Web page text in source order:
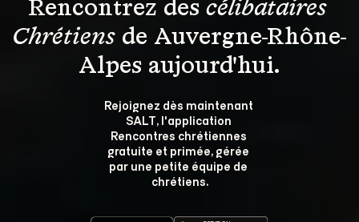
Rencontrez des célibataires
Chrétiens de Auvergne-Rhône-
Alpes aujourd'hui.
Rejoignez dès maintenant
SALT, l'application
Rencontres chrétiennes
gratuite et primée, gérée
par une petite équipe de
chrétiens.